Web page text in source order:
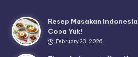
Resep Masakan
Coba Yuk!
February 23, 2026